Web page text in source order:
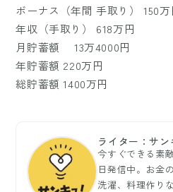
ボーナス（年間 手取り） 150万
年収（手取り） 618万円
月貯蓄額 13万4000円
年貯蓄額 220万円
総貯蓄額 1400万円
ライター：サ
今すぐできる素
日発信中。お金
洗濯、料理作り